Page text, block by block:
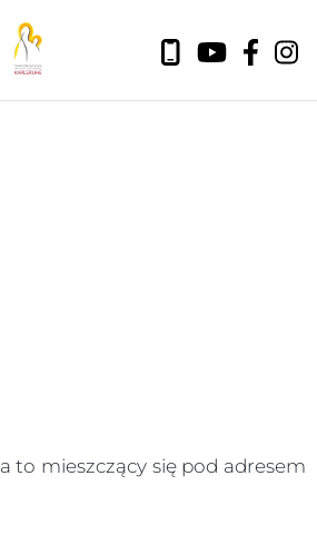
to mieszczący się pod adresem